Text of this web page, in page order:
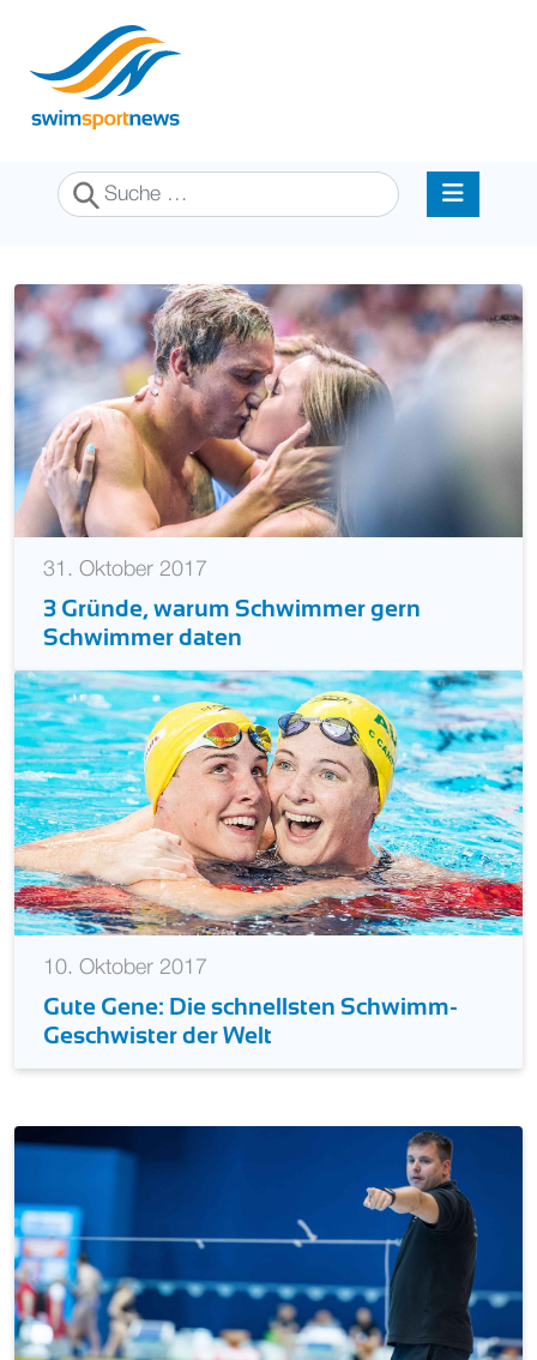
Suchen
31. Oktober 2017
3 Gründe, warum Schwimmer gern
Schwimmer daten
10. Oktober 2017
Gute Gene: Die schnellsten Schwimm-
Geschwister der Welt